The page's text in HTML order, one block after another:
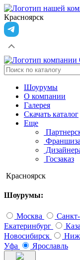
Красноярск
Шоурумы
О компании
Галерея
Скачать каталог
Еще
Франшиза
Госзаказ
Красноярск
Шоурумы:
Москва
Екатеринбург
Новосибирск
Уфа
Ярославль